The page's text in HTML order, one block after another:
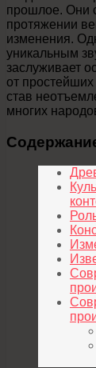
прошлое. Они
протяжении
изменения.
уникальным
заслуживает
от
став
многих